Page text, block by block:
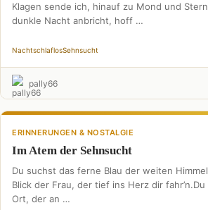
Klagen sende ich, hinauf zu Mond und
dunkle Nacht anbricht, hoff …
NachtschlaflosSehnsucht
pally66
ERINNERUNGEN & NOSTALGIE
Im Atem der Sehnsucht
Du suchst das ferne Blau der weiten
Blick der Frau, der tief ins Herz dir
Ort, der an …